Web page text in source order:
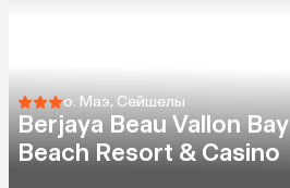
о. Маэ, Сейшелы
Berjaya Beau Vallon Bay
Beach Resort & Casino